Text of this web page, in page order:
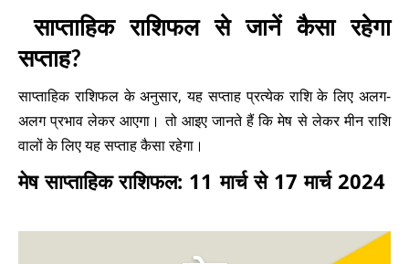
साप्ताहिक राशिफल से जानें कैसा रहेगा
सप्ताह?
साप्ताहिक राशिफल के अनुसार, यह सप्ताह प्रत्येक राशि के लिए अलग-
अलग प्रभाव लेकर आएगा। तो आइए जानते हैं कि मेष से लेकर मीन राशि
वालों के लिए यह सप्ताह कैसा रहेगा।
मेष साप्ताहिक राशिफल: 11 मार्च से 17 मार्च 2024